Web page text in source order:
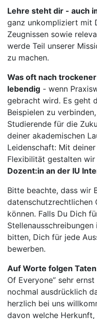
Lehre steht dir - auch
ganz unkompliziert mit
Zeugnissen sowie
werde Teil unserer
zu machen.
Was oft nach
lebendig - wenn
gebracht wird. Es geht
Beispielen zu
Studierende für die
deiner akademischen
Leidenschaft: Mit
Flexibilität gestalten
Dozent:in an der IU
Bitte beachte, dass wir
datenschutzrechtlichen
können. Falls Du Dich
bitten, Dich für jede
bewerben.
Auf Worte folgen
Of Everyone” sehr
nochmal ausdrücklich
herzlich bei uns
davon welche